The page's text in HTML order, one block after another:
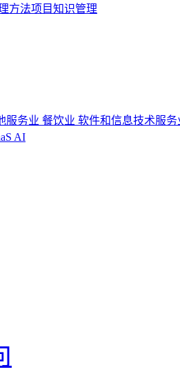
方法项目知识管理
服务业 餐饮业 软件和信息技术服
AI